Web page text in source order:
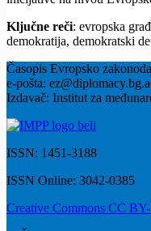
Ključne reči: evropska
demokratija, demokratski
Časopis Evropsko
e-pošta:
Izdavač: Institut za
ISSN: 1451-3188
ISSN Online: 3042-0385
Creative Commons CC